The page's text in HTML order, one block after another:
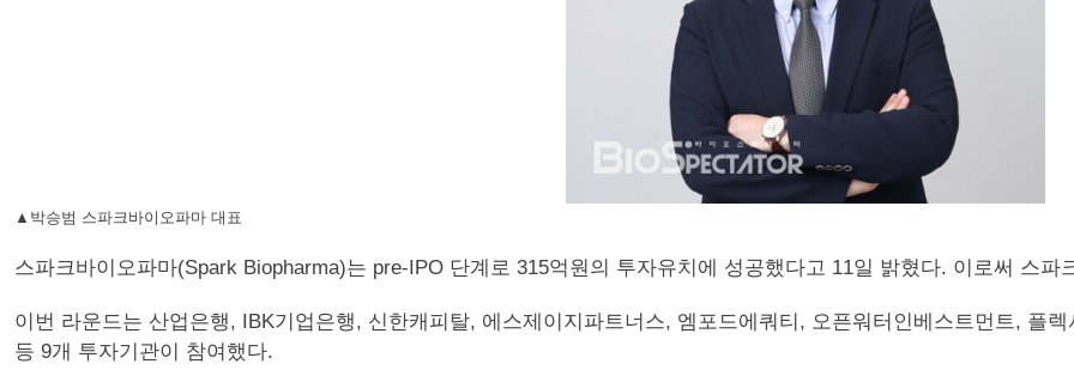
▲박승범 스파크바이오파마 대표
스파크바이오파마(Spark Biopharma)는 pre-IPO 단계로 315억원의 투자유치에 성공했다고 11일 밝혔다. 이로써 스
이번 라운드는 산업은행, IBK기업은행, 신한캐피탈, 에스제이지파트너스, 엠포드에쿼티, 오픈워터인베스트먼트, 플
등 9개 투자기관이 참여했다.